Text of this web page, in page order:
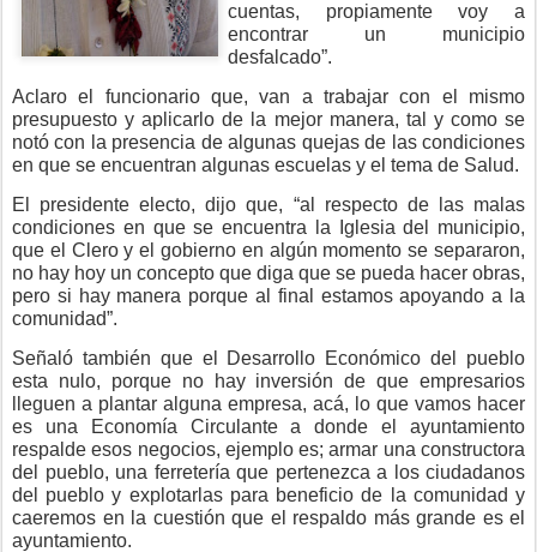
cuentas, propiamente voy a
encontrar un municipio
desfalcado”.
Aclaro el funcionario que, van a trabajar con el mismo
presupuesto y aplicarlo de la mejor manera, tal y como se
notó con la presencia de algunas quejas de las condiciones
en que se encuentran algunas escuelas y el tema de Salud.
El presidente electo, dijo que, “al respecto de las malas
condiciones en que se encuentra la Iglesia del municipio,
que el Clero y el gobierno en algún momento se separaron,
no hay hoy un concepto que diga que se pueda hacer obras,
pero si hay manera porque al final estamos apoyando a la
comunidad”.
Señaló también que el Desarrollo Económico del pueblo
esta nulo, porque no hay inversión de que empresarios
lleguen a plantar alguna empresa, acá, lo que vamos hacer
es una Economía Circulante a donde el ayuntamiento
respalde esos negocios, ejemplo es; armar una constructora
del pueblo, una ferretería que pertenezca a los ciudadanos
del pueblo y explotarlas para beneficio de la comunidad y
caeremos en la cuestión que el respaldo más grande es el
ayuntamiento.